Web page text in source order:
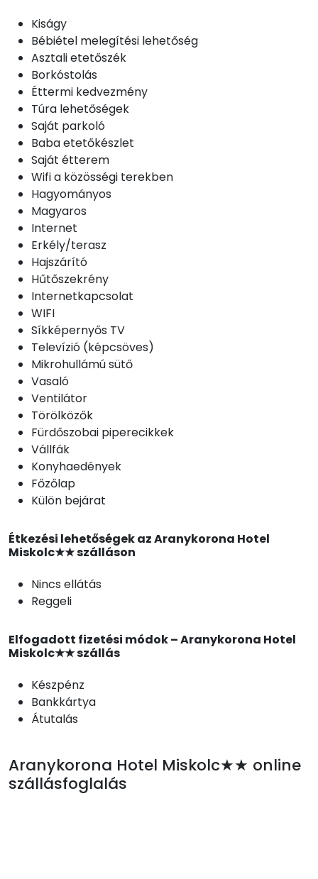
Kiságy
Bébiétel melegítési lehetőség
Asztali etetőszék
Borkóstolás
Éttermi kedvezmény
Túra lehetőségek
Saját parkoló
Baba etetőkészlet
Saját étterem
Wifi a közösségi terekben
Hagyományos
Magyaros
Internet
Erkély/terasz
Hajszárító
Hűtőszekrény
Internetkapcsolat
WIFI
Síkképernyős TV
Televízió (képcsöves)
Mikrohullámú sütő
Vasaló
Ventilátor
Törölközők
Fürdőszobai piperecikkek
Vállfák
Konyhaedények
Főzőlap
Külön bejárat
Étkezési lehetőségek az Aranykorona Hotel
Miskolc★★ szálláson
Nincs ellátás
Reggeli
Elfogadott fizetési módok – Aranykorona Hotel
Miskolc★★ szállás
Készpénz
Bankkártya
Átutalás
Aranykorona Hotel Miskolc★★ online
szállásfoglalás